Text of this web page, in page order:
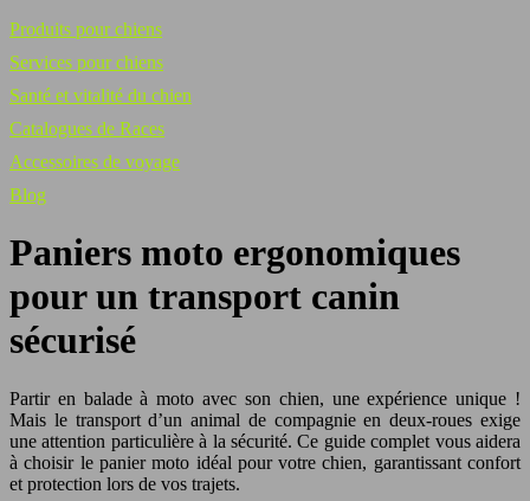
Produits pour chiens
Services pour chiens
Santé et vitalité du chien
Catalogues de Races
Accessoires de voyage
Blog
Paniers moto ergonomiques
pour un transport canin
sécurisé
Partir en balade à moto avec son chien, une expérience unique !
Mais le transport d’un animal de compagnie en deux-roues exige
une attention particulière à la sécurité. Ce guide complet vous aidera
à choisir le panier moto idéal pour votre chien, garantissant confort
et protection lors de vos trajets.